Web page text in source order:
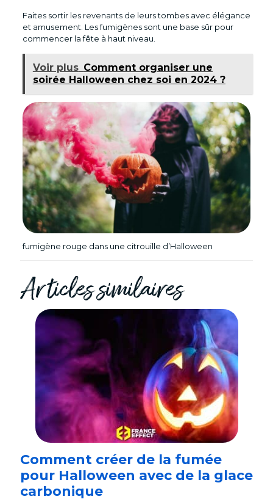
Faites sortir les revenants de leurs tombes avec élégance
et amusement. Les fumigènes sont une base sûr pour
commencer la fête à haut niveau.
Voir plus Comment organiser une
soirée Halloween chez soi en 2024 ?
fumigène rouge dans une citrouille d’Halloween
Articles similaires
Comment créer de la fumée
pour Halloween avec de la glace
carbonique